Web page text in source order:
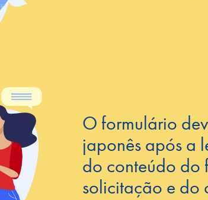
O formulário
japonês após a
do conteúdo do
solicitação e do